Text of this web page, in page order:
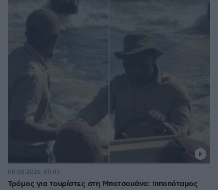
Τρόμος για τουρίστες στη Μποτσουάνα: Ιπποπόταμος
08.08.2026, 05:03